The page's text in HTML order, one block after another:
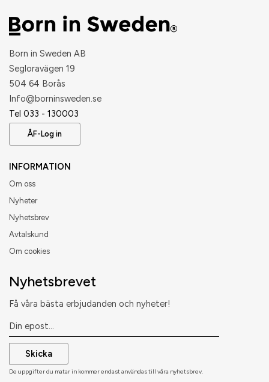
Born in Sweden AB
Segloravägen 19
504 64 Borås
​Info@borninsweden.se
Tel 033 - 130003
ÅF-Log in
INFORMATION
Om oss
Nyheter
Nyhetsbrev
Avtalskund
Om cookies
Nyhetsbrevet
Få våra bästa erbjudanden och nyheter!
Skicka
De uppgifter du matar in kommer endast användas till våra nyhetsbrev.